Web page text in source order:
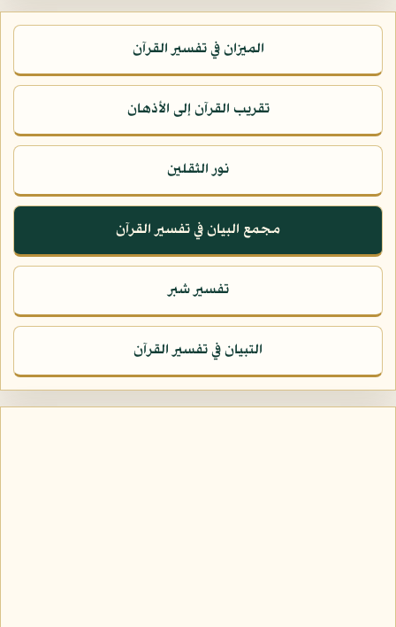
الميزان في تفسير القرآن
تقريب القرآن إلى الأذهان
نور الثقلين
مجمع البيان في تفسير القرآن
تفسير شبر
التبيان في تفسير القرآن